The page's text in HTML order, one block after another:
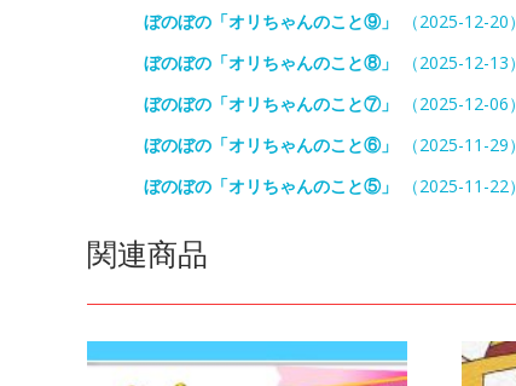
ぼのぼの「オリちゃんのこと⑨」
（2025-12-20）
ぼのぼの「オリちゃんのこと⑧」
（2025-12-13）
ぼのぼの「オリちゃんのこと⑦」
（2025-12-06）
ぼのぼの「オリちゃんのこと⑥」
（2025-11-29）
ぼのぼの「オリちゃんのこと⑤」
（2025-11-22）
関連商品